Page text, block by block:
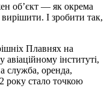
об’єкт — як окрема
І зробити так,
Плавнях на
інституті,
служба, оренда,
року стало точкою